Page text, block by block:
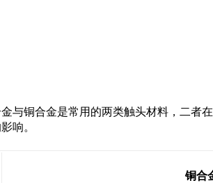
铜合金是常用的两类触头材料，二者
响。
铜合